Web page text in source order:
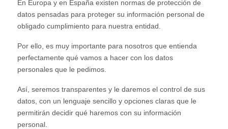
En Europa y en España existen normas de protección de
datos pensadas para proteger su información personal de
obligado cumplimiento para nuestra entidad.
Por ello, es muy importante para nosotros que entienda
perfectamente qué vamos a hacer con los datos
personales que le pedimos.
Así, seremos transparentes y le daremos el control de sus
datos, con un lenguaje sencillo y opciones claras que le
permitirán decidir qué haremos con su información
personal.